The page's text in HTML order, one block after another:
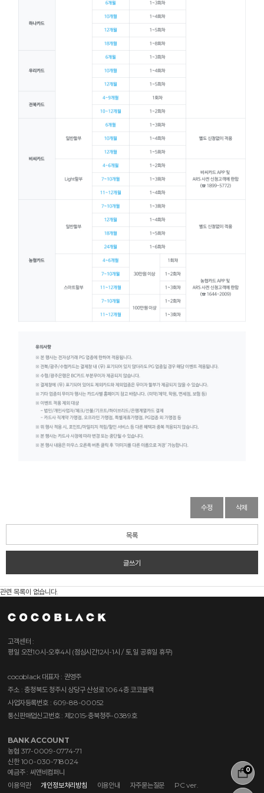
0
수정 삭제
목록
글쓰기
관련 목록이 없습니다.
고객센터 :
평일 오전10시-오후4시 (점심시간12시-1시 / 토,일 공휴일 휴무)
cocoblack대표자 : 권영주
주소 : 충청북도 청주시 상당구 산성로 106 4층 코코블랙
사업자등록번호 : 609-88-00052
통신판매업신고번호 : 제2015-충북청주-0389호
BANK ACCOUNT
농협 317-0009-0774-71
신한 100-030-718024
예금주 : 씨앤비컴퍼니
이용약관
개인정보처리방침 이용안내 자주묻는질문 PC ver.